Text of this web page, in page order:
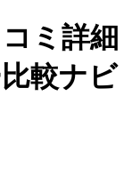
ミ詳細
較ナビ